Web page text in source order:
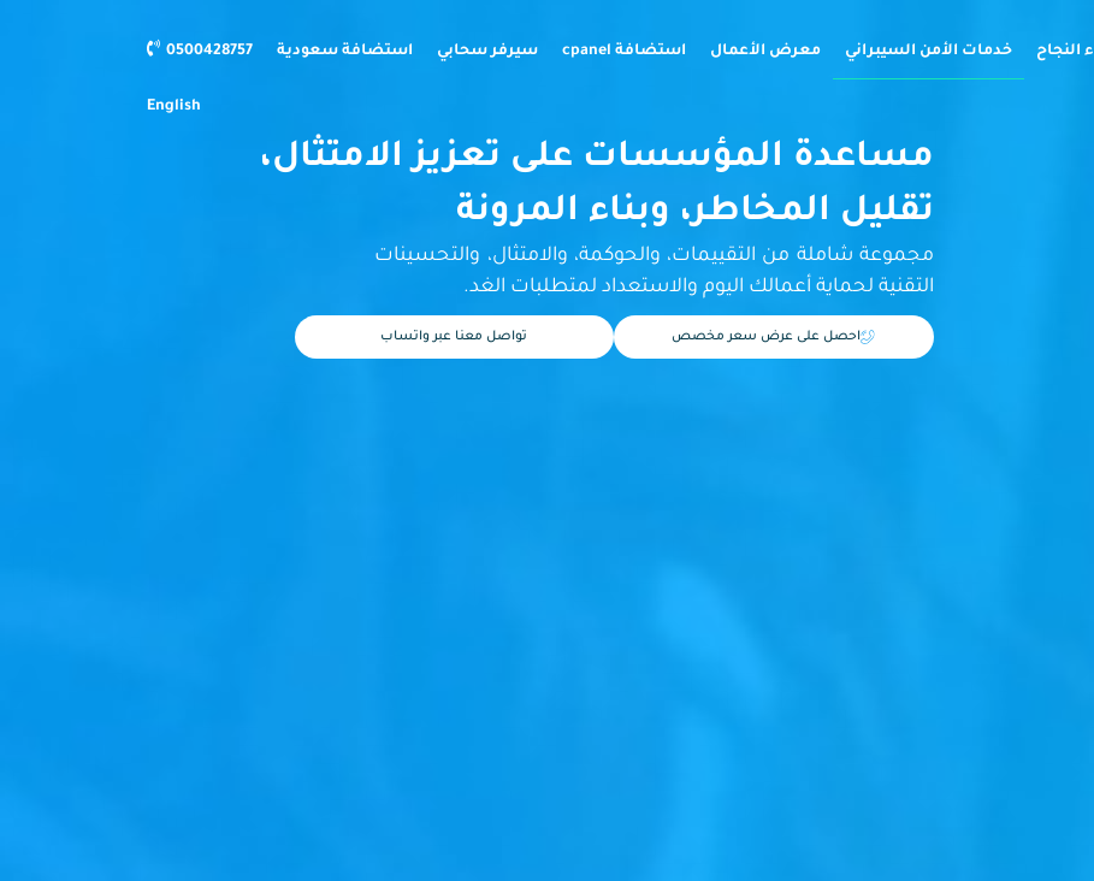
النجاح خدمات الأمن السيبراني معرض الأعمال استضافة cpanel سيرفر سحابي استضافة سعودية 0500428757​​
English
مساعدة المؤسسات على تعزيز الامتثال،
تقليل المخاطر، وبناء المرونة
مجموعة شاملة من التقييمات، والحوكمة، والامتثال، والتحسينات
التقنية لحماية أعمالك اليوم والاستعداد لمتطلبات الغد.
احصل على عرض سعر مخصص تواصل معنا عبر واتساب